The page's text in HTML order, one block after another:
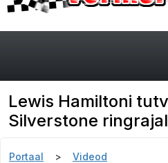
Lewis Hamiltoni
Silverstone
Portaal Videod